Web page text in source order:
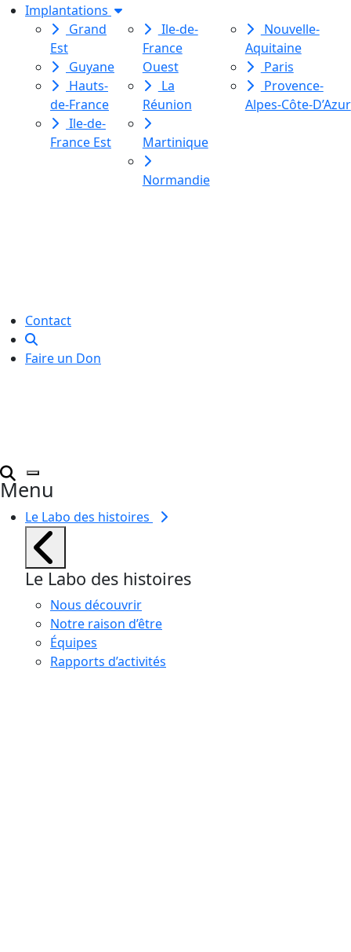
Implantations
Grand
Est
Guyane
Hauts-
de-France
Ile-de-
France Est
Ile-de-
France
Ouest
La
Réunion
Martinique
Normandie
Nouvelle-
Aquitaine
Paris
Provence-
Alpes-Côte-D’Azur
Contact
Faire un Don
Menu
Le Labo des histoires
Le Labo des histoires
Nous découvrir
Notre raison d’être
Équipes
Rapports d’activités